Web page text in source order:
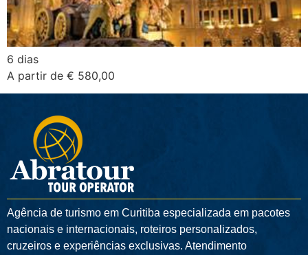
6 dias
A partir de € 580,00
Agência de turismo em Curitiba especializada em pacotes
nacionais e internacionais, roteiros personalizados,
cruzeiros e experiências exclusivas. Atendimento